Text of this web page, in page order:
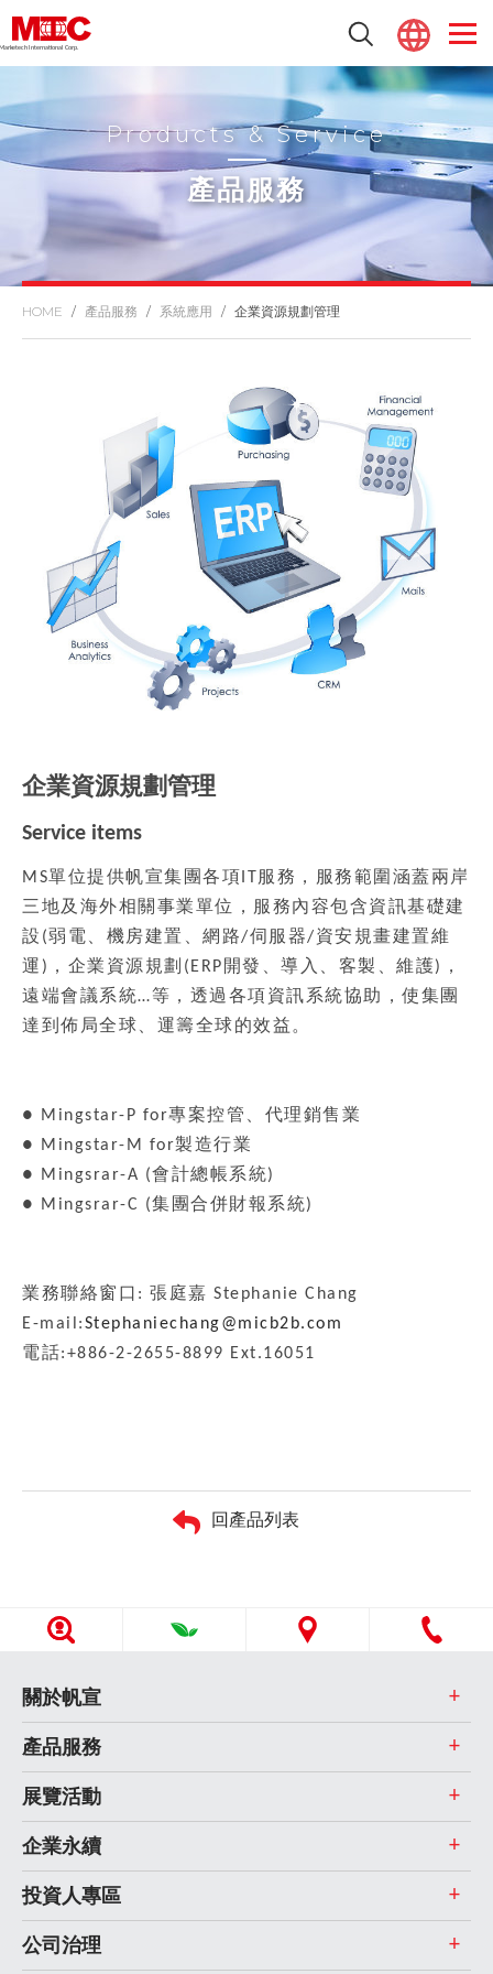
lnternational Corp.
Products & Service
產品服務
產品服務 系統應用 企業資源規劃管理
企業資源規劃管理
Service items
MS單位提供帆宣集團各項IT服務，服務範圍涵蓋兩岸
三地及海外相關事業單位，服務內容包含資訊基礎建
設(弱電、機房建置、網路/伺服器/資安規畫建置維
運)，企業資源規劃(ERP開發、導入、客製、維護)，
遠端會議系統…等，透過各項資訊系統協助，使集團
達到佈局全球、運籌全球的效益。
● Mingstar-P for專案控管、代理銷售業
● Mingstar-M for製造行業
● Mingsrar-A (會計總帳系統)
● Mingsrar-C (集團合併財報系統)
業務聯絡窗口: 張庭嘉 Stephanie Chang
E-mail:Stephaniechang@micb2b.com
電話:+886-2-2655-8899 Ext.16051
回產品列表
關於帆宣
產品服務
展覽活動
企業永續
投資人專區
公司治理